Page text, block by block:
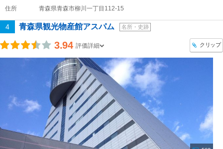
住所 青森県青森市柳川一丁目112-15
4 青森県観光物産館アスパム 名所・史跡
3.94 評価詳細 クリップ